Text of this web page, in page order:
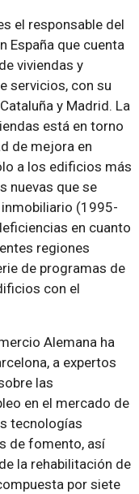
el responsable del
España que cuenta
viviendas y
servicios, con su
y Madrid. La
está en torno
de mejora en
a los edificios más
nuevas que se
(1995-
en cuanto
regiones
de programas de
con el
Alemana ha
a expertos
las
en el mercado de
tecnologías
de fomento, así
la rehabilitación de
por siete